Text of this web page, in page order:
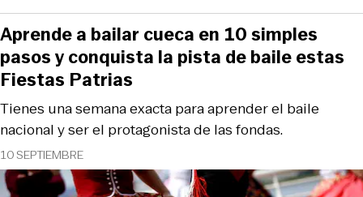
10 SEPTIEMBRE
Tienes una semana exacta para aprender el baile
nacional y ser el protagonista de las fondas.
Aprende a bailar cueca en 10 simples
pasos y conquista la pista de baile estas
Fiestas Patrias